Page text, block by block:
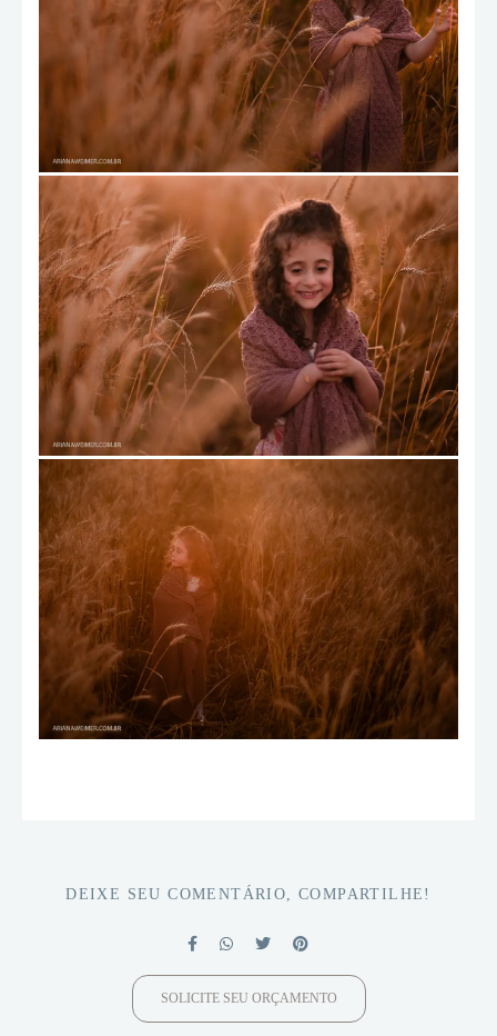
DEIXE SEU COMENTÁRIO, COMPARTILHE!
SOLICITE SEU ORÇAMENTO